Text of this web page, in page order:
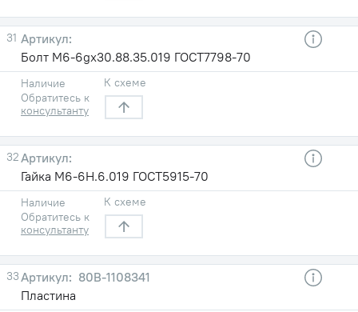
31
Болт М6-6gх30.88.35.019 ГОСТ7798-70
Наличие
Обратитесь к
консультанту
К схеме
32
Гайка М6-6Н.6.019 ГОСТ5915-70
Наличие
Обратитесь к
консультанту
К схеме
33
80В-1108341
Пластина